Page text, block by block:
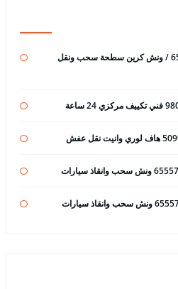
ونش ابو حليفة رقم / 65557275 / ونش كرين سطحة سحب ونقل